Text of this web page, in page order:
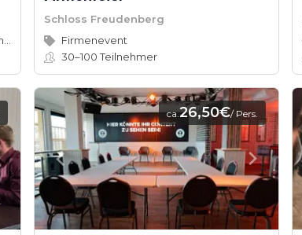
Schloss Freudenberg
Firmenevent
30–100Teilnehmer
ca.26,50€/ Pers.